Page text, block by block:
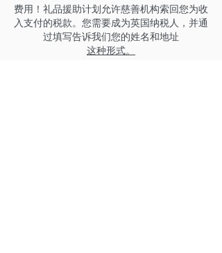
费用！礼品援助计划允许慈善机构索回您为收
入支付的税款。您需要成为英国纳税人，并通
过填写告诉我们您的姓名和地址
这种形式。